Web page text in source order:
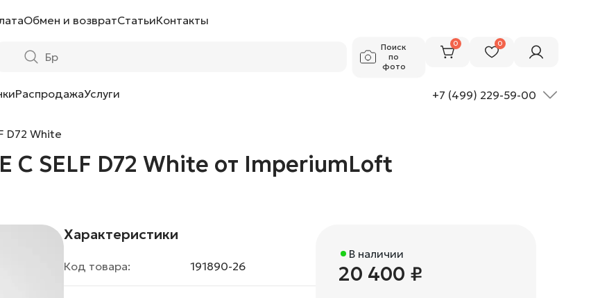
Обмен и возвратСтатьиКонтакты
Поиск
по
фото
0 0
РаспродажаУслуги +7 (499) 229-59-00
D72 White
C SELF D72 White от ImperiumLoft
Характеристики
Код товара: 191890-26
В наличии
20 400 ₽
ImperiumLoft